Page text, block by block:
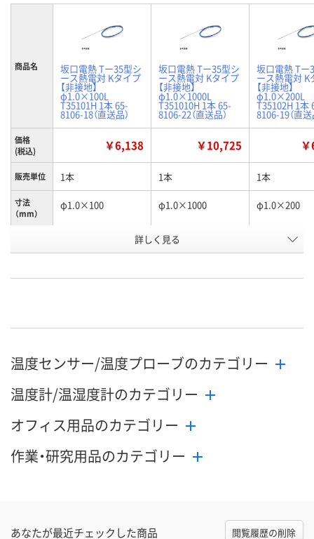
商品名 坂口電熱 Tー35型シ
ース熱電対 Kタイプ
【非接地】
φ1.0×100L
T35101H 1本 65-
8106-18（直送品）
坂口電熱 Tー35型シ
ース熱電対 Kタイプ
【非接地】
φ1.0×1000L
T351010H 1本 65-
8106-22（直送品）
坂口電熱 Tー
ース熱電対 K
【非接地】
φ1.0×200L
T35102H 1本
8106-19（直送
価格
(税込)
￥6,138 ￥10,725
販売単位 1本 1本 1本
寸法
（mm）
φ1.0×100 φ1.0×1000 φ1.0×200
RK19311 RK19306
カゴへ カゴへ
詳しく見る
温度センサー/温度プローブのカテゴリー
温度計/温湿度計のカテゴリー
オフィス用品のカテゴリー
作業・研究用品のカテゴリー
あなたが最近チェックした商品 閲覧履歴の削除